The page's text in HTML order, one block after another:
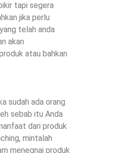
tapi segera
jika perlu
telah anda
akan
atau bahkan
sudah ada orang
sebab itu Anda
dari produk
mintalah
menegnai produk